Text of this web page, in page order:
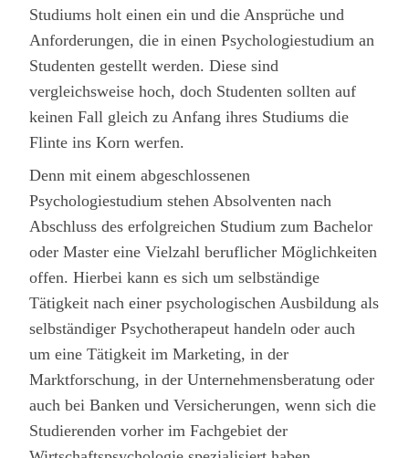
loben, die mich
während dem
gesamten Auftrag
super begleitet hat,
transparent
kommuniziert hat und
dafür gesorgt hat,
dass ich am Ende eine
zu 100%
zufriedenstellenede
Arbeit erhalten habe.
Von un an, nur noch
GWriters!!!
Studiums holt einen ein und die Ansprüche und
Anforderungen, die in einen Psychologiestudium an
Studenten gestellt werden. Diese sind
vergleichsweise hoch, doch Studenten sollten auf
keinen Fall gleich zu Anfang ihres Studiums die
Flinte ins Korn werfen.
Denn mit einem abgeschlossenen
Psychologiestudium stehen Absolventen nach
Abschluss des erfolgreichen Studium zum Bachelor
oder Master eine Vielzahl beruflicher Möglichkeiten
offen. Hierbei kann es sich um selbständige
Tätigkeit nach einer psychologischen Ausbildung als
selbständiger Psychotherapeut handeln oder auch
um eine Tätigkeit im Marketing, in der
Marktforschung, in der Unternehmensberatung oder
auch bei Banken und Versicherungen, wenn sich die
Studierenden vorher im Fachgebiet der